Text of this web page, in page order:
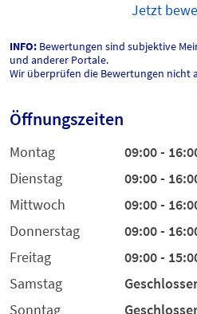
Jetzt
INFO: Bewertungen sind subjektive
und anderer Portale.
Wir überprüfen die Bewertungen nicht
Öffnungszeiten
Montag
09:00 -
Dienstag
09:00 -
Mittwoch
09:00 -
Donnerstag
09:00 -
Freitag
09:00 -
Samstag
Sonntag